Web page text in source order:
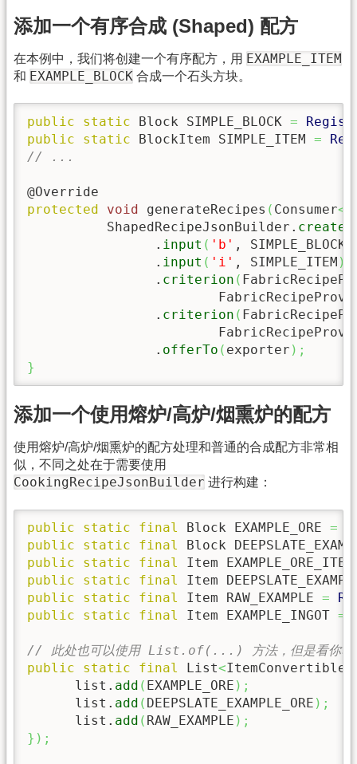
添加一个有序合成 (Shaped) 配方
在本例中，我们将创建一个有序配方，用 EXAMPLE_ITEM
和 EXAMPLE_BLOCK 合成一个石头方块。
public static Block SIMPLE_BLOCK =
public
static BlockItem SIMPLE_ITEM =
// ...
protected
void generateRecipes ( Consumer<
          ShapedRecipeJsonBuilder.
create
                .
input ( 'b' , SIMPLE_BLOCK
                .
input ( 'i' , SIMPLE_ITEM )
                .
criterion (
                .
criterion (
                .
offerTo ( exporter ) ;
}
添加一个使用熔炉/高炉/烟熏炉的配方
使用熔炉/高炉/烟熏炉的配方处理和普通的合成配方非常相
似，不同之处在于需要使用
CookingRecipeJsonBuilder 进行构建：
public static final Block EXAMPLE_ORE =
public
static final
Block
public
static final
Item
public
static final
Item
public
static final Item RAW_EXAMPLE =
public
static final Item EXAMPLE_INGOT =
// 此处也可以使用 List.of(...) 方法，但是看你习
public
static final List<ItemConvertible
      list.
add ( EXAMPLE_ORE ) ;
      list.
add ( DEEPSLATE_EXAMPLE_ORE ) ;
      list.
add ( RAW_EXAMPLE ) ;
} ) ;